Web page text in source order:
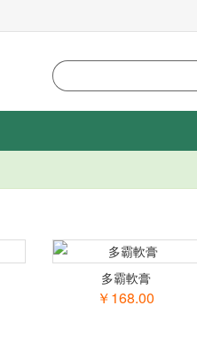
多霸軟膏
￥168.00